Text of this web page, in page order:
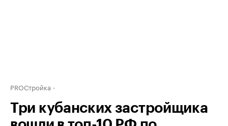
PROСтройка
Три кубанских застройщика